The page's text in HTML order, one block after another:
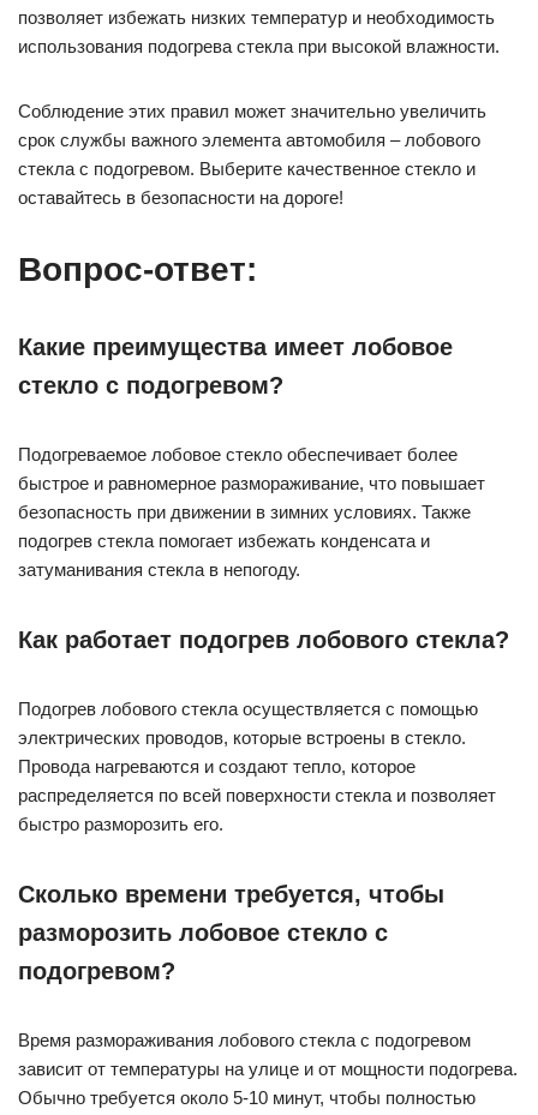
позволяет избежать низких температур и необходимость
использования подогрева стекла при высокой влажности.
Соблюдение этих правил может значительно увеличить
срок службы важного элемента автомобиля – лобового
стекла с подогревом. Выберите качественное стекло и
оставайтесь в безопасности на дороге!
Вопрос-ответ:
Какие преимущества имеет лобовое
стекло с подогревом?
Подогреваемое лобовое стекло обеспечивает более
быстрое и равномерное размораживание, что повышает
безопасность при движении в зимних условиях. Также
подогрев стекла помогает избежать конденсата и
затуманивания стекла в непогоду.
Как работает подогрев лобового стекла?
Подогрев лобового стекла осуществляется с помощью
электрических проводов, которые встроены в стекло.
Провода нагреваются и создают тепло, которое
распределяется по всей поверхности стекла и позволяет
быстро разморозить его.
Сколько времени требуется, чтобы
разморозить лобовое стекло с
подогревом?
Время размораживания лобового стекла с подогревом
зависит от температуры на улице и от мощности подогрева.
Обычно требуется около 5-10 минут, чтобы полностью